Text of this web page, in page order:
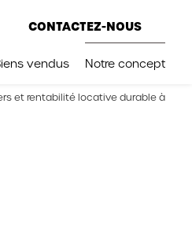
CONTACTEZ-NOUS
vendus Notre concept
et rentabilité locative durable à